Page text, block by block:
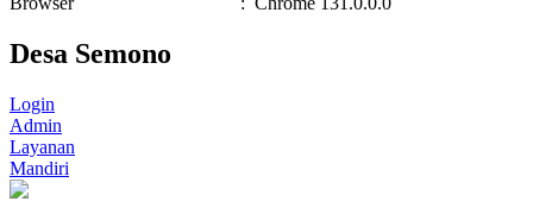
Desa Semono
Login
Admin
Layanan
Mandiri